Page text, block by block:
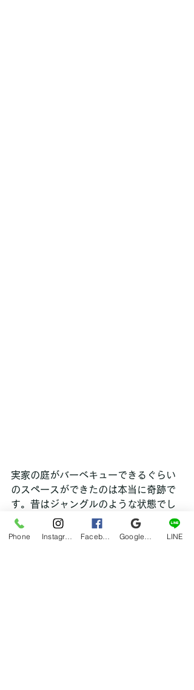
実家の庭がバーベキューできるぐらい
のスペースができたのは本当に奇跡で
す。昔はジャングルのような状態でし
たから。。。笑
Phone LINE